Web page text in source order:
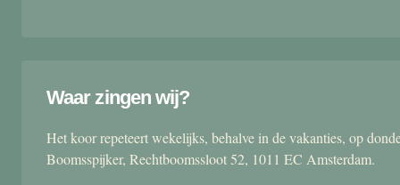
Waar zingen wij?
Het koor repeteert wekelijks, behalve in de vakanties, op
Boomsspijker, Rechtboomssloot 52, 1011 EC Amsterdam.